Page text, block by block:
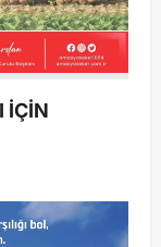
İÇİN